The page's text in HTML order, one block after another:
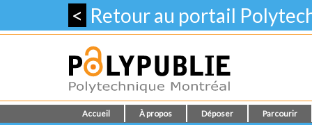
< Retour au portail
Accueil À propos Déposer Parcourir